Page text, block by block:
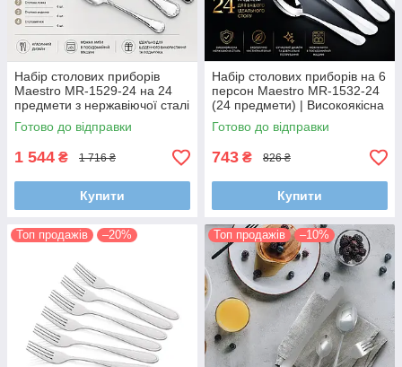
Набір столових приборів
Maestro MR-1529-24 на 24
предмети з нержавіючої сталі
Готово до відправки
1 544 ₴ 1 716 ₴
Купити
Набір столових приборів на 6
персон Maestro MR-1532-24
(24 предмети) | Високоякісна
нержавіюча сталь та
класичний дизайн
Готово до відправки
743 ₴ 826 ₴
Купити
Топ продажів –20% Топ продажів –10%